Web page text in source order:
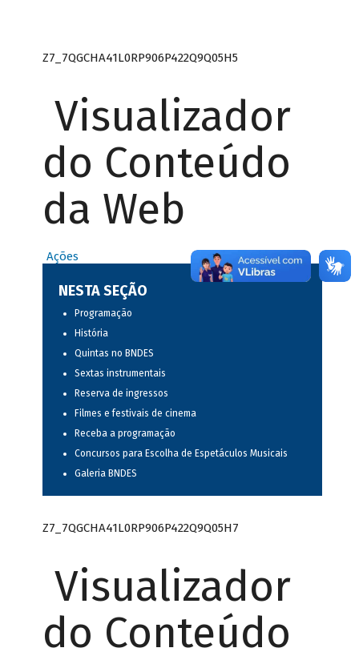
Z7_7QGCHA41L0RP906P422Q9Q05H5
Visualizador
do Conteúdo
da Web
Ações
NESTA SEÇÃO
Programação
História
Quintas no BNDES
Sextas instrumentais
Reserva de ingressos
Filmes e festivais de cinema
Receba a programação
Concursos para Escolha de Espetáculos Musicais
Galeria BNDES
Z7_7QGCHA41L0RP906P422Q9Q05H7
Visualizador
do Conteúdo